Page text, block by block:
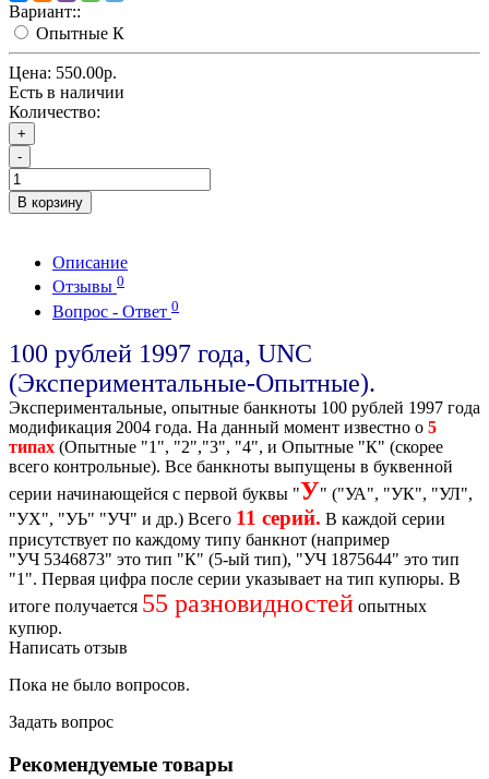
Вариант::
Опытные К
Цена: 550.00р.
Есть в наличии
Количество:
+
-
В корзину
Описание
Отзывы 0
Вопрос - Ответ 0
100 рублей 1997 года, UNC
(Экспериментальные-Опытные).
Экспериментальные, опытные банкноты 100 рублей 1997 года
модификация 2004 года. На данный момент известно о 5
типах (Опытные "1", "2","3", "4", и Опытные "К" (скорее
всего контрольные). Все банкноты выпущены в буквенной
серии начинающейся с первой буквы "У" ("УА", "УК", "УЛ",
"УХ", "УЬ" "УЧ" и др.) Всего 11 серий. В каждой серии
присутствует по каждому типу банкнот (например
"УЧ 5346873" это тип "К" (5-ый тип), "УЧ 1875644" это тип
"1". Первая цифра после серии указывает на тип купюры. В
итоге получается 55 разновидностей опытных
купюр.
Написать отзыв
Пока не было вопросов.
Задать вопрос
Рекомендуемые товары